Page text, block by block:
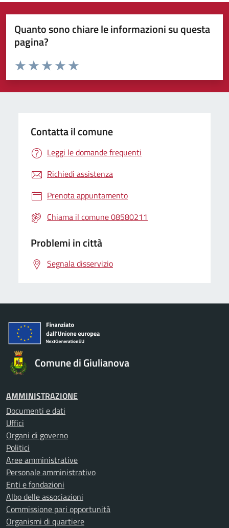
Quanto sono chiare le informazioni su questa
pagina?
Valuta da 1 a 5 stelle la pagina
Valuta 5 stelle su 5
Valuta 4 stelle su 5
Valuta 3 stelle su 5
Valuta 2 stelle su 5
Valuta 1 stelle su 5
Contatta il comune
Leggi le domande frequenti
Richiedi assistenza
Prenota appuntamento
Chiama il comune 08580211
Problemi in città
Segnala disservizio
Comune di Giulianova
AMMINISTRAZIONE
Documenti e dati
Uffici
Organi di governo
Politici
Aree amministrative
Personale amministrativo
Enti e fondazioni
Albo delle associazioni
Commissione pari opportunità
Organismi di quartiere